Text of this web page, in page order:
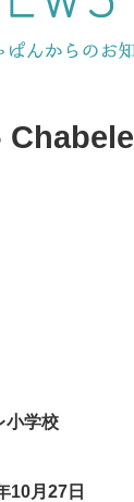
Chabele
小学校
10月27日